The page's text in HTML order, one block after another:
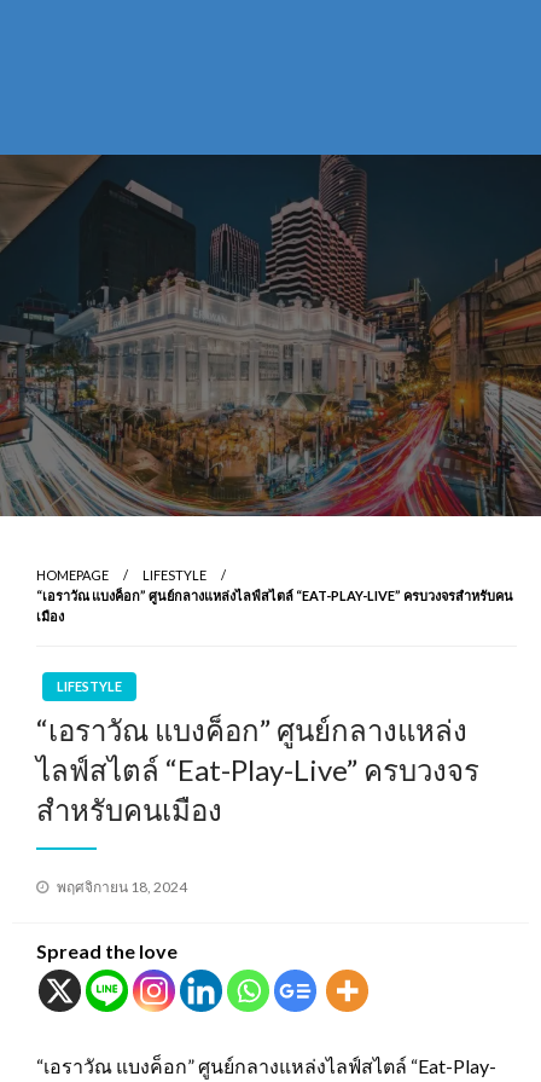
HOMEPAGE
LIFESTYLE
“เอราวัณ แบงค็อก” ศูนย์กลางแหล่งไลฟ์สไตล์ “EAT-PLAY-LIVE” ครบวงจรสำหรับคน
เมือง
LIFESTYLE
“เอราวัณ แบงค็อก” ศูนย์กลางแหล่ง
ไลฟ์สไตล์ “Eat-Play-Live” ครบวงจร
สำหรับคนเมือง
Posted
พฤศจิกายน 18, 2024
Spread the love
“เอราวัณ แบงค็อก” ศูนย์กลางแหล่งไลฟ์สไตล์ “Eat-Play-